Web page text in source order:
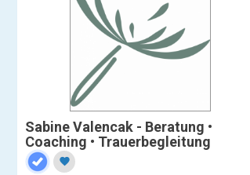
Sabine Valencak - Beratung •
Coaching • Trauerbegleitung
favorite